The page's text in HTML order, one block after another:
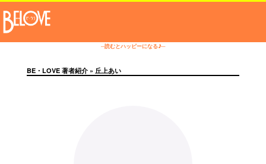
─読むとハッピーになる♪─
BE・LOVE 著者紹介» 丘上あい